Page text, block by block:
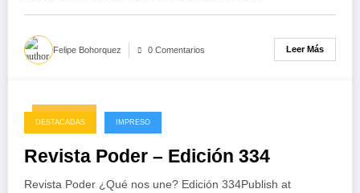
Felipe Bohorquez 0 Comentarios Leer Más
18/02/2025
DESTACADAS IMPRESO
Revista Poder – Edición 334
Revista Poder ¿Qué nos une? Edición 334Publish at